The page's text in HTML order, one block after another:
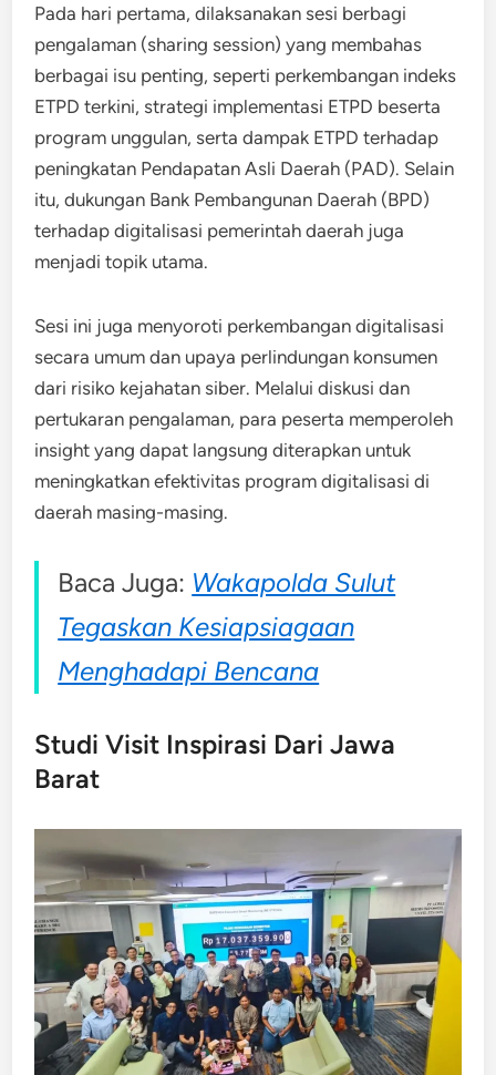
Pada hari pertama, dilaksanakan sesi berbagi
pengalaman (sharing session) yang membahas
berbagai isu penting, seperti perkembangan indeks
ETPD terkini, strategi implementasi ETPD beserta
program unggulan, serta dampak ETPD terhadap
peningkatan Pendapatan Asli Daerah (PAD). Selain
itu, dukungan Bank Pembangunan Daerah (BPD)
terhadap digitalisasi pemerintah daerah juga
menjadi topik utama.
Sesi ini juga menyoroti perkembangan digitalisasi
secara umum dan upaya perlindungan konsumen
dari risiko kejahatan siber. Melalui diskusi dan
pertukaran pengalaman, para peserta memperoleh
insight yang dapat langsung diterapkan untuk
meningkatkan efektivitas program digitalisasi di
daerah masing-masing.
Baca Juga: Wakapolda Sulut
Tegaskan Kesiapsiagaan
Menghadapi Bencana
Studi Visit Inspirasi Dari Jawa
Barat